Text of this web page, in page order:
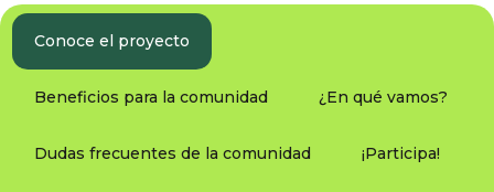
Conoce el proyecto
Beneficios para la comunidad ¿En qué vamos?
Dudas frecuentes de la comunidad ¡Participa!